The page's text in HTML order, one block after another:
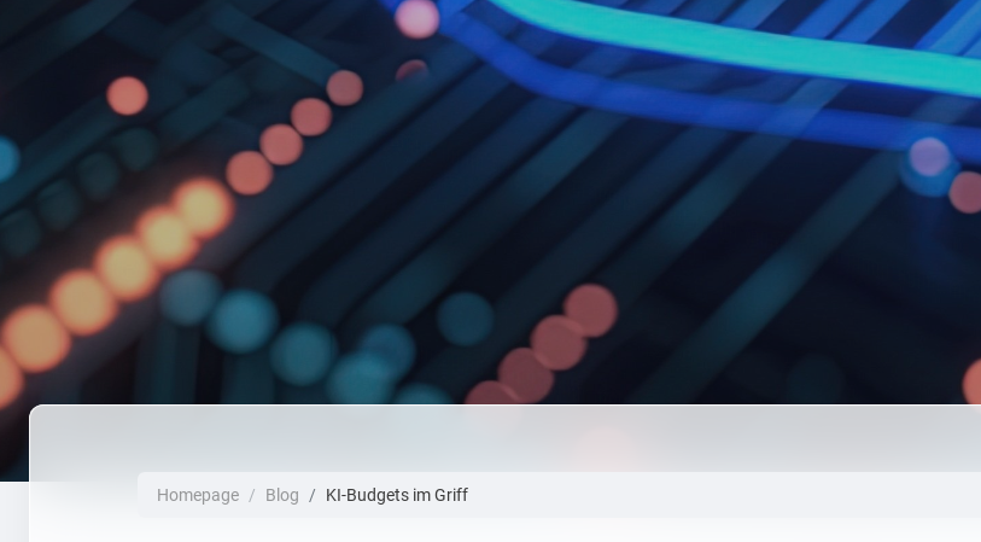
Homepage Blog KI-Budgets im Griff